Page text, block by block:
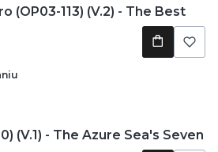
(OP03-113) (V.2) - The Best
(V.1) - The Azure Sea's Seven